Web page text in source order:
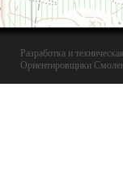
Разработка и
Ориентировщики